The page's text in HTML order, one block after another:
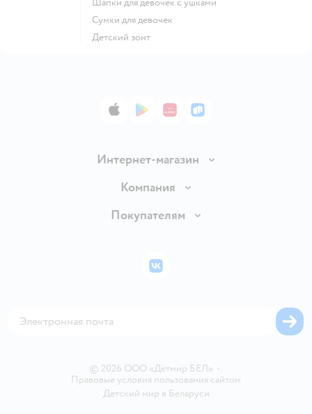
Шапки для девочек с ушками
Сумки для девочек
Детский зонт
App StoreGoogle Play
AppGallery
RuStore
Интернет-магазин
Доставка и оплата
Правила продажи
Политика использования файлов cookie
Компания
Вакансии
Покупателям
Бонусные карты
© 2026 ООО «Детмир БЕЛ» •
Правовые условия пользования сайтом
Детский мир в Беларуси
ВКонтакте